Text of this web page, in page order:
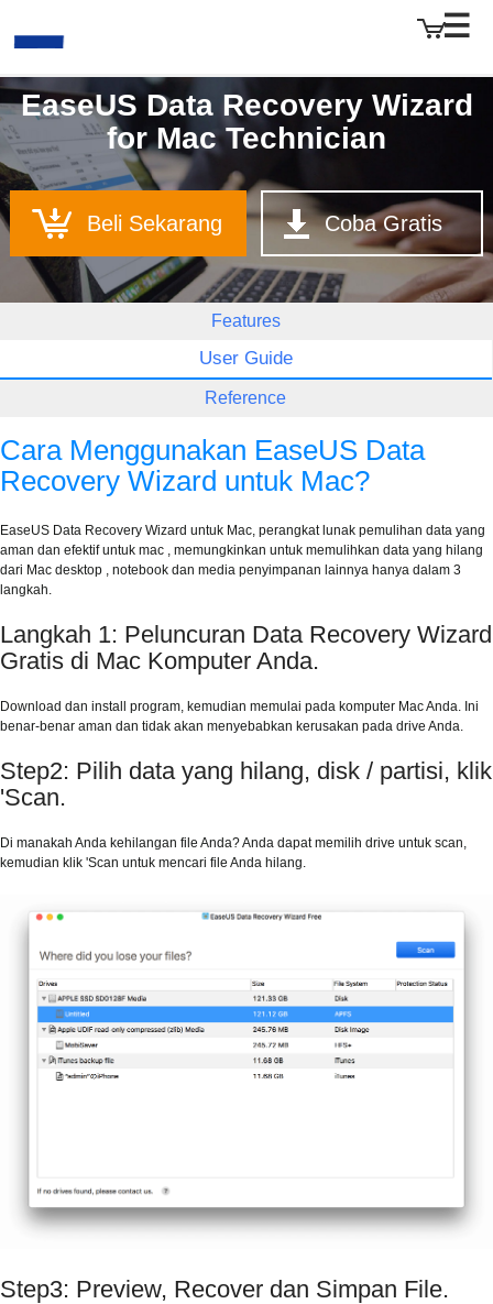
EaseUS
EaseUS Data Recovery Wizard
for Mac Technician
Beli Sekarang Coba Gratis
Features
User Guide
Reference
Cara Menggunakan EaseUS Data
Recovery Wizard untuk Mac?
EaseUS Data Recovery Wizard untuk Mac, perangkat lunak pemulihan data yang
aman dan efektif untuk mac , memungkinkan untuk memulihkan data yang hilang
dari Mac desktop , notebook dan media penyimpanan lainnya hanya dalam 3
langkah.
Langkah 1: Peluncuran Data Recovery Wizard
Gratis di Mac Komputer Anda.
Download dan install program, kemudian memulai pada komputer Mac Anda. Ini
benar-benar aman dan tidak akan menyebabkan kerusakan pada drive Anda.
Step2: Pilih data yang hilang, disk / partisi, klik
'Scan.
Di manakah Anda kehilangan file Anda? Anda dapat memilih drive untuk scan,
kemudian klik 'Scan untuk mencari file Anda hilang.
Step3: Preview, Recover dan Simpan File.